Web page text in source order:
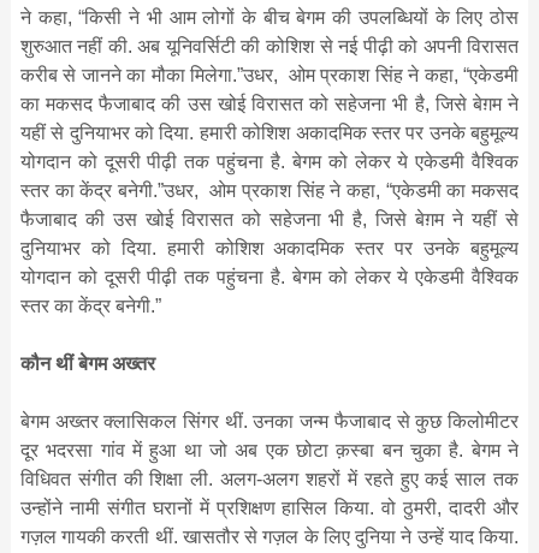
ने कहा, “किसी ने भी आम लोगों के बीच बेगम की उपलब्धियों के लिए ठोस
शुरुआत नहीं की. अब यूनिवर्सिटी की कोशिश से नई पीढ़ी को अपनी विरासत
करीब से जानने का मौका मिलेगा.”उधर, ओम प्रकाश सिंह ने कहा, “एकेडमी
का मकसद फैजाबाद की उस खोई विरासत को सहेजना भी है, जिसे बेग़म ने
यहीं से दुनियाभर को दिया. हमारी कोशिश अकादमिक स्तर पर उनके बहुमूल्य
योगदान को दूसरी पीढ़ी तक पहुंचना है. बेगम को लेकर ये एकेडमी वैश्विक
स्तर का केंद्र बनेगी.”उधर, ओम प्रकाश सिंह ने कहा, “एकेडमी का मकसद
फैजाबाद की उस खोई विरासत को सहेजना भी है, जिसे बेग़म ने यहीं से
दुनियाभर को दिया. हमारी कोशिश अकादमिक स्तर पर उनके बहुमूल्य
योगदान को दूसरी पीढ़ी तक पहुंचना है. बेगम को लेकर ये एकेडमी वैश्विक
स्तर का केंद्र बनेगी.”
कौन थीं बेगम अख्तर
बेगम अख्तर क्लासिकल सिंगर थीं. उनका जन्म फैजाबाद से कुछ किलोमीटर
दूर भदरसा गांव में हुआ था जो अब एक छोटा क़स्बा बन चुका है. बेगम ने
विधिवत संगीत की शिक्षा ली. अलग-अलग शहरों में रहते हुए कई साल तक
उन्होंने नामी संगीत घरानों में प्रशिक्षण हासिल किया. वो ठुमरी, दादरी और
गज़ल गायकी करती थीं. खासतौर से गज़ल के लिए दुनिया ने उन्हें याद किया.